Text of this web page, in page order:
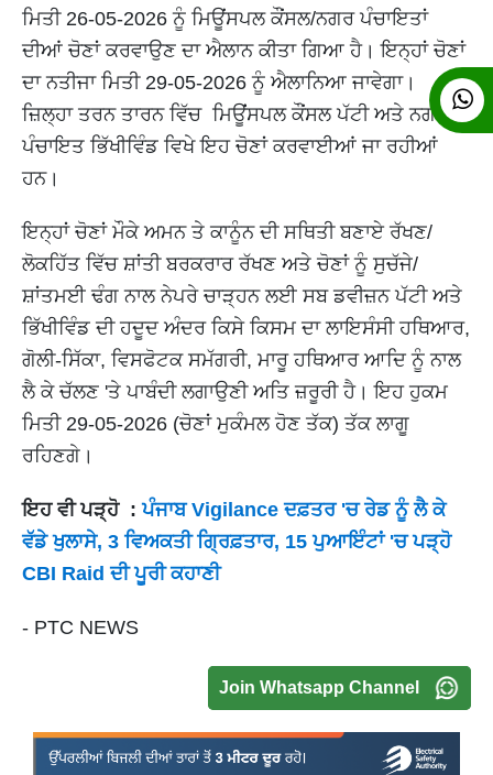
ਮਿਤੀ 26-05-2026 ਨੂੰ ਮਿਊਂਸਪਲ ਕੌਂਸਲ/ਨਗਰ ਪੰਚਾਇਤਾਂ
ਦੀਆਂ ਚੋਣਾਂ ਕਰਵਾਉਣ ਦਾ ਐਲਾਨ ਕੀਤਾ ਗਿਆ ਹੈ। ਇਨ੍ਹਾਂ ਚੋਣਾਂ
ਦਾ ਨਤੀਜਾ ਮਿਤੀ 29-05-2026 ਨੂੰ ਐਲਾਨਿਆ ਜਾਵੇਗਾ।
ਜ਼ਿਲ੍ਹਾ ਤਰਨ ਤਾਰਨ ਵਿੱਚ ਮਿਊਂਂਸਪਲ ਕੌਂਸਲ ਪੱਟੀ ਅਤੇ ਨਗਰ
ਪੰਚਾਇਤ ਭਿੱਖੀਵਿੰਡ ਵਿਖੇ ਇਹ ਚੋਣਾਂ ਕਰਵਾਈਆਂ ਜਾ ਰਹੀਆਂ
ਹਨ।
ਇਨ੍ਹਾਂ ਚੋਣਾਂ ਮੌਕੇ ਅਮਨ ਤੇ ਕਾਨੂੰਨ ਦੀ ਸਥਿਤੀ ਬਣਾਏ ਰੱਖਣ/
ਲੋਕਹਿੱਤ ਵਿੱਚ ਸ਼ਾਂਤੀ ਬਰਕਰਾਰ ਰੱਖਣ ਅਤੇ ਚੋਣਾਂ ਨੂੰ ਸੁਚੱਜੇ/
ਸ਼ਾਂਤਮਈ ਢੰਗ ਨਾਲ ਨੇਪਰੇ ਚਾੜ੍ਹਨ ਲਈ ਸਬ ਡਵੀਜ਼ਨ ਪੱਟੀ ਅਤੇ
ਭਿੱਖੀਵਿੰਡ ਦੀ ਹਦੂਦ ਅੰਦਰ ਕਿਸੇ ਕਿਸਮ ਦਾ ਲਾਇਸੰਸੀ ਹਥਿਆਰ,
ਗੋਲੀ-ਸਿੱਕਾ, ਵਿਸਫੋਟਕ ਸਮੱਗਰੀ, ਮਾਰੂ ਹਥਿਆਰ ਆਦਿ ਨੂੰ ਨਾਲ
ਲੈ ਕੇ ਚੱਲਣ 'ਤੇ ਪਾਬੰਦੀ ਲਗਾਉਣੀ ਅਤਿ ਜ਼ਰੂਰੀ ਹੈ। ਇਹ ਹੁਕਮ
ਮਿਤੀ 29-05-2026 (ਚੋਣਾਂ ਮੁਕੰਮਲ ਹੋਣ ਤੱਕ) ਤੱਕ ਲਾਗੂ
ਰਹਿਣਗੇ।
ਇਹ ਵੀ ਪੜ੍ਹੋ :ਪੰਜਾਬ Vigilance ਦਫ਼ਤਰ 'ਚ ਰੇਡ ਨੂੰ ਲੈ ਕੇ
ਵੱਡੇ ਖੁਲਾਸੇ, 3 ਵਿਅਕਤੀ ਗ੍ਰਿਫ਼ਤਾਰ, 15 ਪੁਆਇੰਟਾਂ 'ਚ ਪੜ੍ਹੋ
CBI Raid ਦੀ ਪੂਰੀ ਕਹਾਣੀ
- PTC NEWS
Join Whatsapp Channel